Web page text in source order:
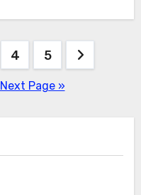
4 5
Next Page »